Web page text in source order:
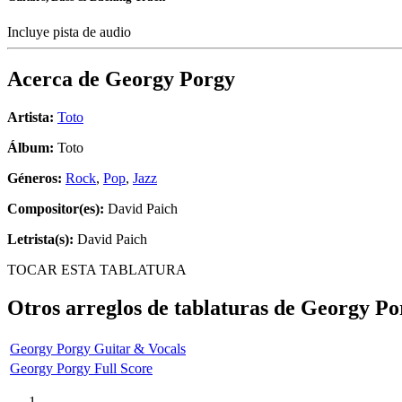
Incluye pista de audio
Acerca de Georgy Porgy
Artista: Toto
Álbum: Toto
Géneros: Rock, Pop, Jazz
Compositor(es): David Paich
Letrista(s): David Paich
TOCAR ESTA TABLATURA
Otros arreglos de tablaturas de Georgy
Georgy Porgy Guitar & Vocals
Georgy Porgy Full Score